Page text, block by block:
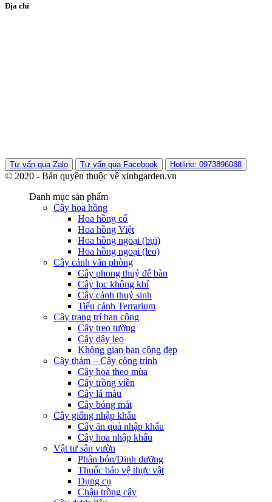
Địa chỉ
Tư vấn qua Zalo Tư vấn qua Facebook Hotline: 0973896088
© 2020 - Bản quyền thuộc về xinhgarden.vn
Danh mục sản phẩm
Cây hoa hồng
Hoa hồng cổ
Hoa hồng Việt
Hoa hồng ngoại (bụi)
Hoa hồng ngoại (leo)
Cây cảnh văn phòng
Cây phong thuỷ để bàn
Cây lọc không khí
Cây cảnh thuỷ sinh
Tiểu cảnh Terrarium
Cây trang trí ban công
Cây treo tường
Cây dây leo
Không gian ban công đẹp
Cây thảm – Cây công trình
Cây hoa theo mùa
Cây trồng viền
Cây lá màu
Cây bóng mát
Cây giống nhập khẩu
Cây ăn quả nhập khẩu
Cây hoa nhập khẩu
Vật tư sân vườn
Phân bón/Dinh dưỡng
Thuốc bảo vệ thực vật
Dụng cụ
Chậu trồng cây